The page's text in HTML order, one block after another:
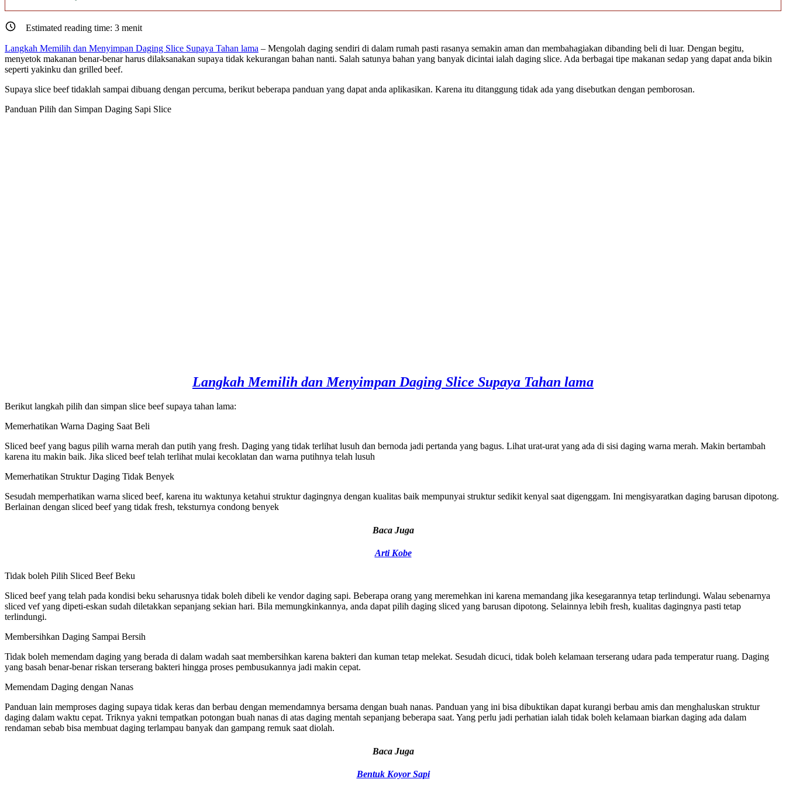
Estimated reading time: 3 menit
Langkah Memilih dan Menyimpan Daging Slice Supaya Tahan lama – Mengolah daging sendiri di dalam rumah pasti rasanya semakin aman dan membahagiakan dibanding beli di luar. Dengan begitu,
menyetok makanan benar-benar harus dilaksanakan supaya tidak kekurangan bahan nanti. Salah satunya bahan yang banyak dicintai ialah daging slice. Ada berbagai tipe makanan sedap yang dapat anda bikin
seperti yakinku dan grilled beef.
Supaya slice beef tidaklah sampai dibuang dengan percuma, berikut beberapa panduan yang dapat anda aplikasikan. Karena itu ditanggung tidak ada yang disebutkan dengan pemborosan.
Panduan Pilih dan Simpan Daging Sapi Slice
Langkah Memilih dan Menyimpan Daging Slice Supaya Tahan lama
Berikut langkah pilih dan simpan slice beef supaya tahan lama:
Memerhatikan Warna Daging Saat Beli
Sliced beef yang bagus pilih warna merah dan putih yang fresh. Daging yang tidak terlihat lusuh dan bernoda jadi pertanda yang bagus. Lihat urat-urat yang ada di sisi daging warna merah. Makin bertambah
karena itu makin baik. Jika sliced beef telah terlihat mulai kecoklatan dan warna putihnya telah lusuh
Memerhatikan Struktur Daging Tidak Benyek
Sesudah memperhatikan warna sliced beef, karena itu waktunya ketahui struktur dagingnya dengan kualitas baik mempunyai struktur sedikit kenyal saat digenggam. Ini mengisyaratkan daging barusan dipotong.
Berlainan dengan sliced beef yang tidak fresh, teksturnya condong benyek
Baca Juga
Arti Kobe
Tidak boleh Pilih Sliced Beef Beku
Sliced beef yang telah pada kondisi beku seharusnya tidak boleh dibeli ke vendor daging sapi. Beberapa orang yang meremehkan ini karena memandang jika kesegarannya tetap terlindungi. Walau sebenarnya
sliced vef yang dipeti-eskan sudah diletakkan sepanjang sekian hari. Bila memungkinkannya, anda dapat pilih daging sliced yang barusan dipotong. Selainnya lebih fresh, kualitas dagingnya pasti tetap
terlindungi.
Membersihkan Daging Sampai Bersih
Tidak boleh memendam daging yang berada di dalam wadah saat membersihkan karena bakteri dan kuman tetap melekat. Sesudah dicuci, tidak boleh kelamaan terserang udara pada temperatur ruang. Daging
yang basah benar-benar riskan terserang bakteri hingga proses pembusukannya jadi makin cepat.
Memendam Daging dengan Nanas
Panduan lain memproses daging supaya tidak keras dan berbau dengan memendamnya bersama dengan buah nanas. Panduan yang ini bisa dibuktikan dapat kurangi berbau amis dan menghaluskan struktur
daging dalam waktu cepat. Triknya yakni tempatkan potongan buah nanas di atas daging mentah sepanjang beberapa saat. Yang perlu jadi perhatian ialah tidak boleh kelamaan biarkan daging ada dalam
rendaman sebab bisa membuat daging terlampau banyak dan gampang remuk saat diolah.
Baca Juga
Bentuk Koyor Sapi